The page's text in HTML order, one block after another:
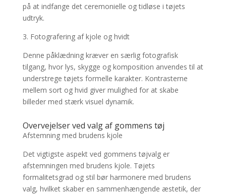
på at indfange det ceremonielle og tidløse i tøjets
udtryk.
3. Fotografering af kjole og hvidt
Denne påklædning kræver en særlig fotografisk
tilgang, hvor lys, skygge og komposition anvendes til at
understrege tøjets formelle karakter. Kontrasterne
mellem sort og hvid giver mulighed for at skabe
billeder med stærk visuel dynamik.
Overvejelser ved valg af gommens tøj
Afstemning med brudens kjole
Det vigtigste aspekt ved gommens tøjvalg er
afstemningen med brudens kjole. Tøjets
formalitetsgrad og stil bør harmonere med brudens
valg, hvilket skaber en sammenhængende æstetik, der